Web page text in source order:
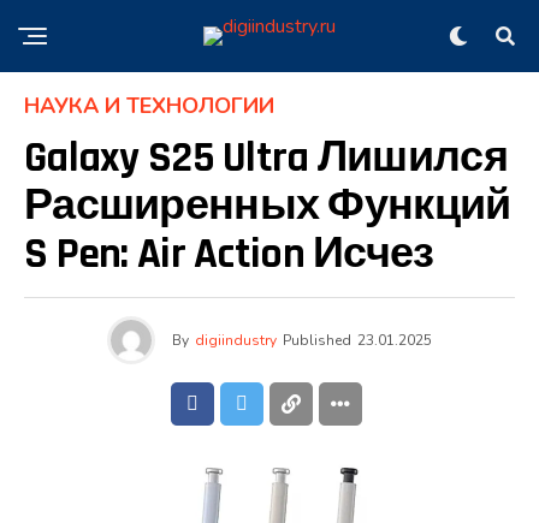
НАУКА И ТЕХНОЛОГИИ
Galaxy S25 Ultra Лишился
Расширенных Функций
S Pen: Air Action Исчез
By digiindustry Published 23.01.2025